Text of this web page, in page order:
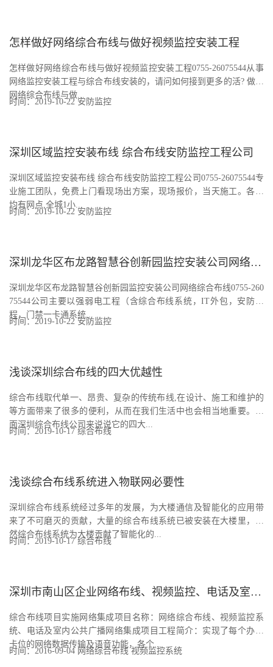
怎样做好网络综合布线与做好视频监控安装工程
怎样做好网络综合布线与做好视频监控安装工程0755-26075544从事
网络监控安装工程与综合布线安装的，请问如何接到更多的活? 做好
网络综合布线与做...
时间：2019-10-22安防监控
深圳区域监控安装布线 综合布线安防监控工程公司
深圳区域监控安装布线 综合布线安防监控工程公司0755-26075544专
业施工团队，免费上门看现场出方案，现场报价，当天施工。各区
均有网点,全城1小...
时间：2019-10-22 安防监控
深圳龙华区布龙路智慧谷创新园监控安装公司网络综合布线
深圳龙华区布龙路智慧谷创新园监控安装公司网络综合布线0755-260
75544公司主要以强弱电工程（含综合布线系统，IT外包，安防工
程，门禁一卡通系统...
时间：2019-10-22 安防监控
浅谈深圳综合布线的四大优越性
综合布线取代单一、昂贵、复杂的传统布线,在设计、施工和维护的
等方面带来了很多的便利，从而在我们生活中也会相当地重要。下
面深圳综合布线公司来说说它的四大...
时间：2019-10-17综合布线
浅谈综合布线系统进入物联网必要性
深圳综合布线系统经过多年的发展，为大楼通信及智能化的应用带
来了不可磨灭的贡献，大量的综合布线系统已被安装在大楼里，虽
然综合布线系统为大楼贡献了智能化的...
时间：2019-10-17综合布线
深圳市南山区企业网络布线、视频监控、电话及室内公共广播项目案例
综合布线项目实施网络集成项目名称：网络综合布线、视频监控系
统、电话及室内公共广播网络集成项目工程简介：实现了每个办公
卡位的网络数据传输及语音功能，各个...
时间：2016-09-04 网络综合布线 视频监控系统